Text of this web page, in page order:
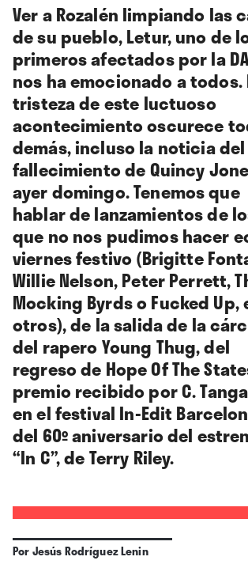
Ver a Rozalén limpiando las
de su pueblo, Letur, uno de
primeros afectados por la
nos ha emocionado a todos.
tristeza de este luctuoso
acontecimiento oscurece
demás, incluso la noticia del
fallecimiento de Quincy
ayer domingo. Tenemos que
hablar de lanzamientos de
que no nos pudimos hacer
viernes festivo (Brigitte
Willie Nelson, Peter Perrett,
Mocking Byrds o Fucked Up,
otros), de la salida de la
del rapero Young Thug, del
regreso de Hope Of The
premio recibido por C.
en el festival In-Edit
del 60º aniversario del
“In C”, de Terry Riley.
PorJesús Rodríguez Lenin